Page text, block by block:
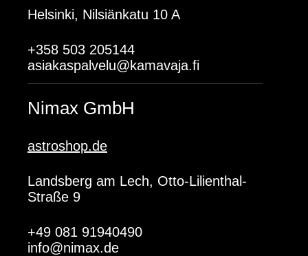
Helsinki, Nilsiänkatu 10 A
+358 503 205144
asiakaspalvelu@kamavaja.fi
Nimax GmbH
astroshop.de
Landsberg am Lech, Otto-Lilienthal-
Straße 9
+49 081 91940490
info@nimax.de